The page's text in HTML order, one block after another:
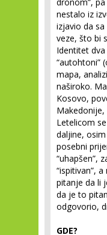
nestalo iz
izjavio da
veze, što bi
Identitet
“autohtoni”
mapa,
naširoko.
Kosovo,
Makedonije,
Letelicom
daljine,
posebni
“uhapšen”,
“ispitivan”,
pitanje da li
da je to
odgovorio,
GDE?